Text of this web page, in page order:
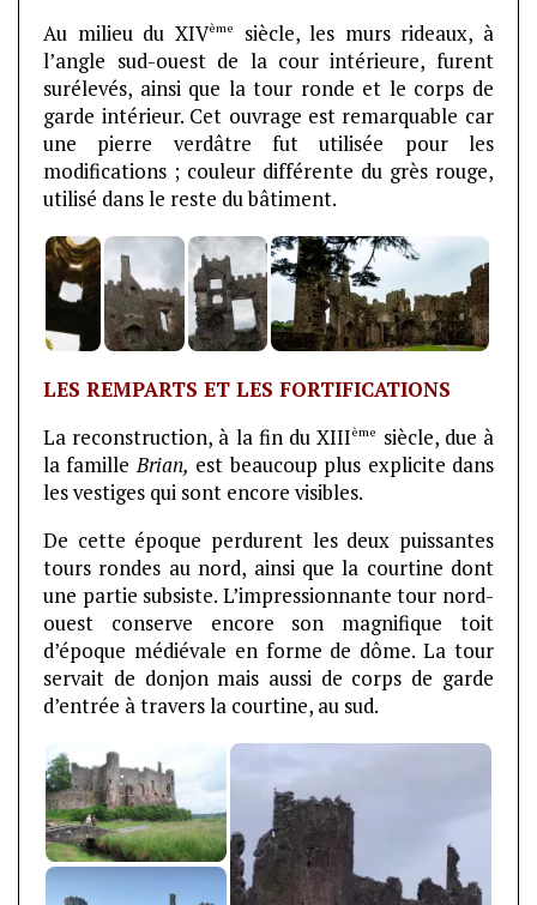
Au milieu du XIVème
siècle, les murs rideaux, à
l’angle sud-ouest de la cour intérieure, furent
surélevés, ainsi que la tour ronde et le corps de
garde intérieur. Cet ouvrage est remarquable car
une pierre verdâtre fut utilisée pour les
modifications ; couleur différente du grès rouge,
utilisé dans le reste du bâtiment.
LES REMPARTS ET LES FORTIFICATIONS
La reconstruction, à la fin du XIIIème siècle, due à
la familleBrian, est beaucoup plus explicite dans
les vestiges qui sont encore visibles.
De cette époque perdurent les deux puissantes
tours rondes au nord, ainsi que la courtine dont
une partie subsiste. L’impressionnante tour nord-
ouest conserve encore son magnifique toit
d’époque médiévale en forme de dôme. La tour
servait de donjon mais aussi de corps de garde
d’entrée à travers la courtine, au sud.